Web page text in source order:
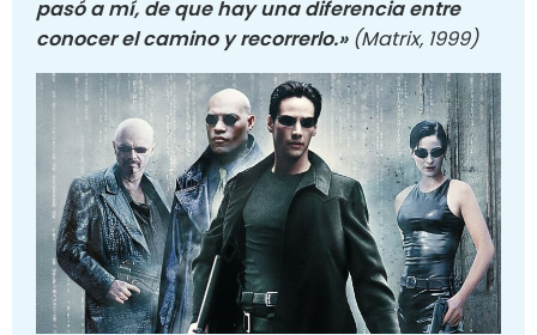
pasó a mí, de que hay una diferencia entre
conocer el camino y recorrerlo.» (Matrix, 1999)